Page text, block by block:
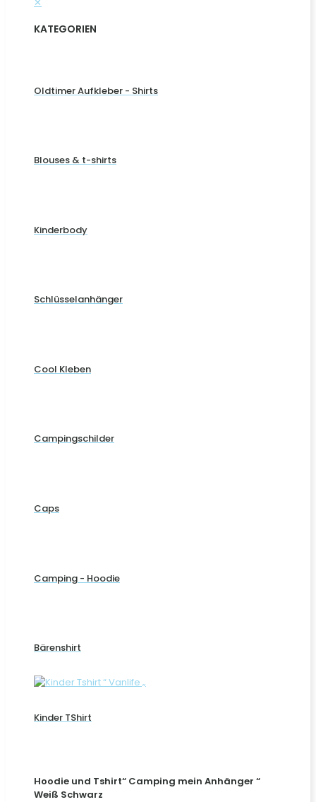
KATEGORIEN
Oldtimer Aufkleber - Shirts
Blouses & t-shirts
Kinderbody
Schlüsselanhänger
Cool Kleben
Campingschilder
Caps
Camping - Hoodie
Bärenshirt
Kinder TShirt
Hoodie und Tshirt“ Camping mein Anhänger “
Weiß Schwarz